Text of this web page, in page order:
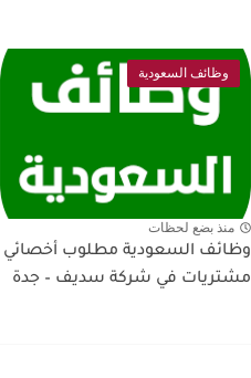
وظائف السعودية
منذ بضع لحظات
وظائف السعودية مطلوب أخصائي
مشتريات في شركة سديف – جدة